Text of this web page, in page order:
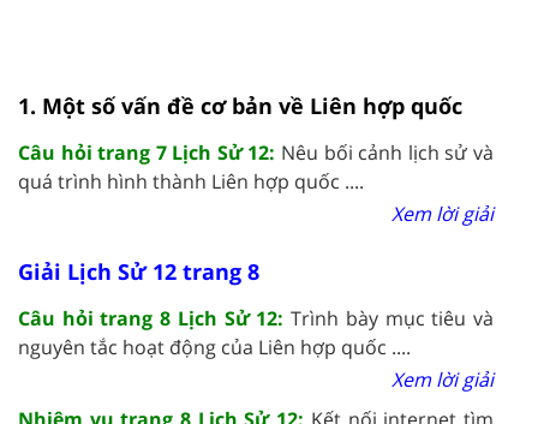
1. Một số vấn đề cơ bản về Liên hợp quốc
Câu hỏi trang 7 Lịch Sử 12: Nêu bối cảnh lịch sử và
quá trình hình thành Liên hợp quốc ....
Xem lời giải
Giải Lịch Sử 12 trang 8
Câu hỏi trang 8 Lịch Sử 12:Trình bày mục tiêu và
nguyên tắc hoạt động của Liên hợp quốc ....
Xem lời giải